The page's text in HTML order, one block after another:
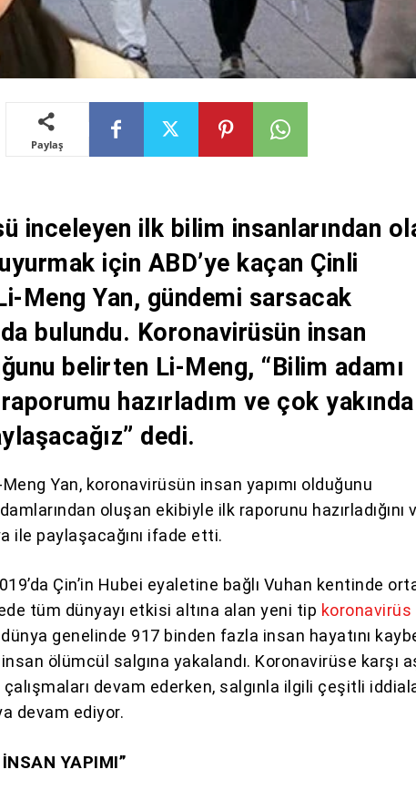
Paylaş
inceleyen ilk bilim insanlarından
için ABD’ye kaçan Çinli
Meng Yan, gündemi sarsacak
bulundu. Koronavirüsün insan
belirten Li-Meng, “Bilim adamı
hazırladım ve çok yakında
dedi.
Yan, koronavirüsün insan yapımı olduğunu
oluşan ekibiyle ilk raporunu hazırladığını
ile paylaşacağını ifade etti.
Çin’in Hubei eyaletine bağlı Vuhan kentinde
tüm dünyayı etkisi altına alan yeni tip koronavirüs
dünya genelinde 917 binden fazla insan hayatını
ölümcül salgına yakalandı. Koronavirüse karşı
devam ederken, salgınla ilgili çeşitli
devam ediyor.
YAPIMI”